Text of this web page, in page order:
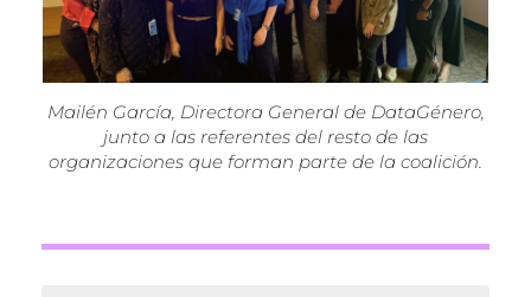
Mailén García, Directora General de DataGénero,
junto a las referentes del resto de las
organizaciones que forman parte de la coalición.